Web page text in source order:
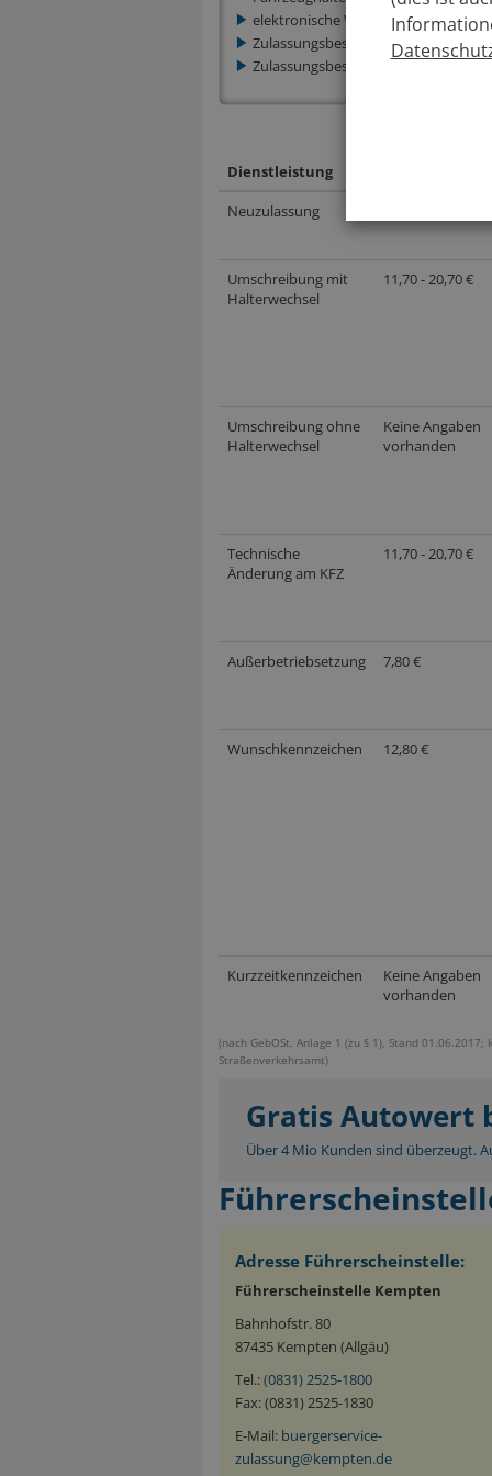
elektronische
Zulassungsbescheinigung Teil I
Zulassungsbescheinigung Teil II
Dienstleistung
Neuzulassung
Umschreibung mit
Halterwechsel
11,70 - 20,70 €
Umschreibung ohne
Halterwechsel
Keine Angaben
vorhanden
Technische
Änderung am KFZ
11,70 - 20,70 €
Außerbetriebsetzung 7,80 €
Wunschkennzeichen 12,80 €
Kurzzeitkennzeichen
Keine Angaben
vorhanden
(nach GebOSt, Anlage 1 (zu § 1), Stand
Straßenverkehrsamt)
Gratis Autowert
Über 4 Mio Kunden sind überzeugt.
Adresse Führerscheinstelle:
Führerscheinstelle Kempten
Bahnhofstr. 80
87435 Kempten (Allgäu)
Tel.:(0831) 2525-1800
Fax: (0831) 2525-1830
E-Mail: buergerservice-
zulassung@kempten.de